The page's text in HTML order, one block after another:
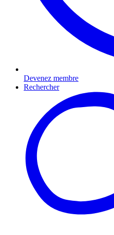
Devenez membre
Rechercher